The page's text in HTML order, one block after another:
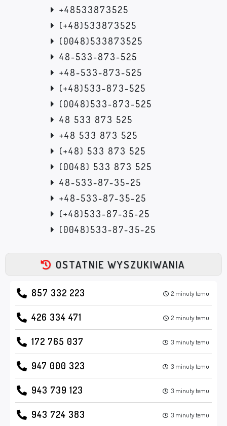
+48533873525
(+48)533873525
(0048)533873525
48-533-873-525
+48-533-873-525
(+48)533-873-525
(0048)533-873-525
48 533 873 525
+48 533 873 525
(+48) 533 873 525
(0048) 533 873 525
48-533-87-35-25
+48-533-87-35-25
(+48)533-87-35-25
(0048)533-87-35-25
OSTATNIE WYSZUKIWANIA
857 332 223 2 minuty temu
426 334 471 2 minuty temu
172 765 037 3 minuty temu
947 000 323 3 minuty temu
943 739 123 3 minuty temu
943 724 383 3 minuty temu